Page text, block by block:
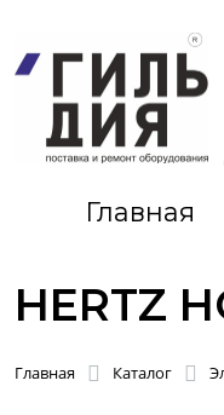
Главная
HERTZ
Главная Каталог